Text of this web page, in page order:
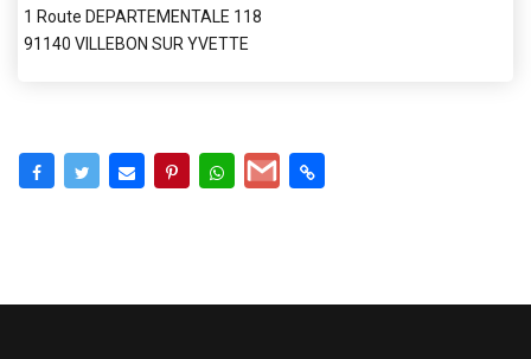
1 Route DEPARTEMENTALE 118
91140 VILLEBON SUR YVETTE